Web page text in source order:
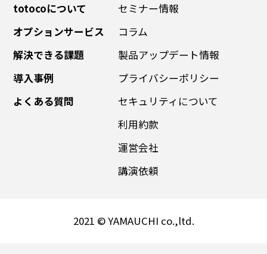
totocoについて
オプションサービス
解決できる課題
導入事例
よくある質問
セミナー情報
コラム
製品アップデート情報
プライバシーポリシー
セキュリティについて
利用約款
運営会社
講演依頼
2021 © YAMAUCHI co.,ltd.